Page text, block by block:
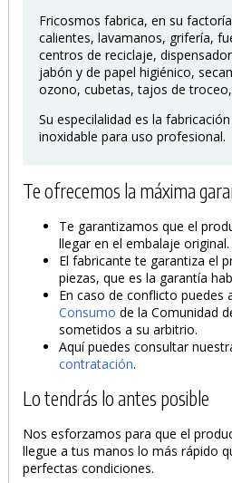
PRODUCTO
Fricosmos fabrica, en su
calientes, lavamanos, grifería,
centros de reciclaje,
jabón y de papel higiénico,
ozono, cubetas, tajos de
Su especilalidad es la
inoxidable para uso profesional.
Te ofrecemos la máxima
Te garantizamos que el
llegar en el embalaje
El fabricante te garantiza el
piezas, que es la garantía
En caso de conflicto puedes
Consumo de la Comunidad
sometidos a su arbitrio.
Aquí puedes consultar
contratación.
Lo tendrás lo antes posible
Nos esforzamos para que el
llegue a tus manos lo más rápido
perfectas condiciones.